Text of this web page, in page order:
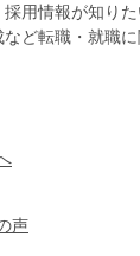
用情報が知り
ど転職・就職
声